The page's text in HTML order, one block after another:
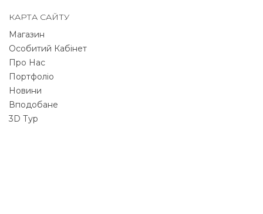
КАРТА САЙТУ
Магазин
Особитий Кабінет
Про Нас
Портфоліо
Новини
Вподобане
3D Тур